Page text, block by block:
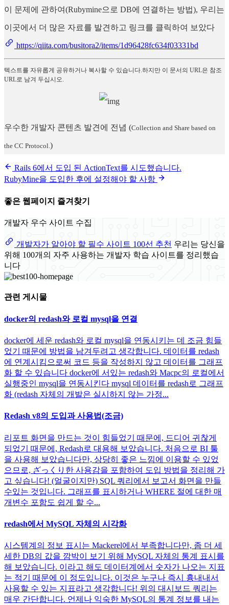
이 문제에 관하여(Rubymine으로 DB에 연결하는 방법), 우리는
이곳에서 더 많은 자료를 발견하고 링크를 클릭하여 보았다
https://qiita.com/busitora2/items/1d96428fc634f03331bd
텍스트를 자유롭게 공유하거나 복사할 수 있습니다.하지만 이 문서의 URL은 참조
URL로 남겨 두십시오.
우수한 개발자 콘텐츠 발견에 전념 (Collection and Share based on
the CC Protocol.)
Rails 6에서 도입 된 ActionText를 시도했습니다.
RubyMine을 도입한 후에 설정해야 할 사항
좋은 웹페이지 즐겨찾기
개발자 우수 사이트 수집
개발자가 알아야 할 필수 사이트 100선 추천 우리는 당신을
위해 100개의 자주 사용하는 개발자 학습 사이트를 정리했습
니다
관련 게시물
docker의 redash와 로컬 mysql을 연결
docker에 세운 redash와 로컬 mysql을 연동시키는 데 조금 힘들
었기 때문에 방법을 남겨두려고 생각합니다. 데이터를 redash
에 연계시킴으로써 코드 등을 작성하지 않고 데이터를 그래프
화 할 수 있습니다 docker에 서있는 redash와 Macpc의 로컬에서
실행중인 mysql을 연동시킨다 mysql 데이터를 redash로 그래프
화 (redash 자체의 개발은 실시하지 않는 가정...
Redash v8의 도입과 사용법(조금)
리포트 화면을 만드는 것이 힘들었기 때문에, 드디어 귀찮게
되었기 때문에, Redash로 대용해 보았습니다. 처음으로 BI 툴
을 사용해 보았습니다만, 상당히 좋은 느낌에 이용할 수 있었
으므로, ざっくり한 사용감을 포함하여 도입 방법을 정리해 가
고 싶습니다! (얼굴이지만) SQL 쿼리에서 보고서 화면을 만들
수있는 것입니다. 그래프를 표시하거나 WHERE 절에 대한 매
개변수 포함도 쉽게 할 수...
redash에서 MySQL 자체의 시각화
시스템계의 정보 표시는 Mackerel에서 부족합니다만, 좀 더 세
세한 DB의 값을 깜박이 보기 위해 MySQL 자체의 통계 표시를
해 보았습니다. 이라고 해도 데이터계에서 숫자가 나오는 지표
는 적기 때문에 이 정도입니다. 이것은 누구나 즉시 흉내내서
사용할 수 있는 지표라고 생각합니다! 위의 대시보드 쿼리는
매우 간단합니다. 언제나 익숙한 MySQL의 통계 정보를 내는